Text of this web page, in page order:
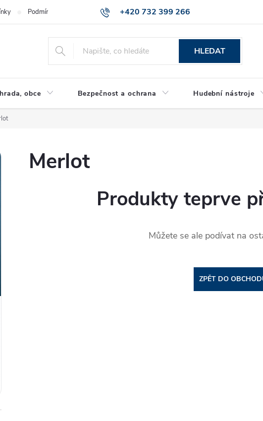
+420 732 399 266
Podmínky ochrany osobních údajů Reklamace zboží
HLEDAT
obce Bezpečnost a ochrana Hudební nástroje
Merlot
Produkty teprve
Můžete se ale podívat na
ZPĚT DO